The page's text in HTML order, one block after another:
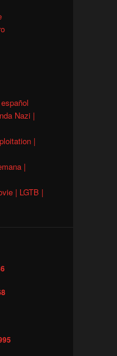
Nazi |
|
|
| LGTB |